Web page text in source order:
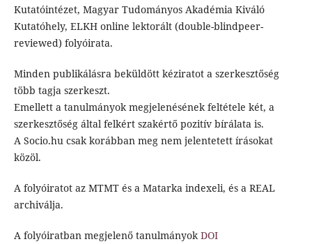
Kutatóintézet, Magyar Tudományos Akadémia Kiváló
Kutatóhely, ELKH online lektorált (double-blindpeer-
reviewed) folyóirata.
Minden publikálásra beküldött kéziratot a szerkesztőség
több tagja szerkeszt.
Emellett a tanulmányok megjelenésének feltétele két, a
szerkesztőség által felkért szakértő pozitív bírálata is.
A Socio.hu csak korábban meg nem jelentetett írásokat
közöl.
A folyóiratot az MTMT és a Matarka indexeli, és a REAL
archiválja.
A folyóiratban megjelenő tanulmányokDOI